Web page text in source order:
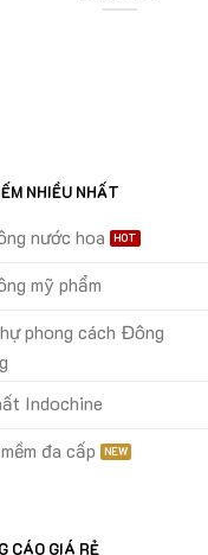
NHIỀU NHẤT
nước hoa
mỹ phẩm
phong cách Đông
Indochine
đa cấp
CÁO GIÁ RẺ